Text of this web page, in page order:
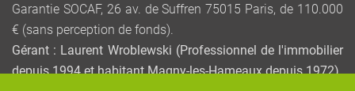
Garantie SOCAF, 26 av. de Suffren 75015 Paris, de 110.000
€ (sans perception de fonds).
Gérant : Laurent Wroblewski (Professionnel de l'immobilier
depuis 1994 et habitant Magny-les-Hameaux depuis 1972)